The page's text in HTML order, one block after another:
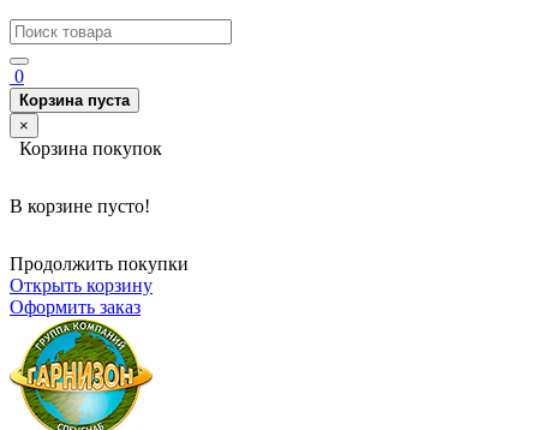
0
Корзина пуста
×
Корзина покупок
В корзине пусто!
Продолжить покупки
Открыть корзину
Оформить заказ